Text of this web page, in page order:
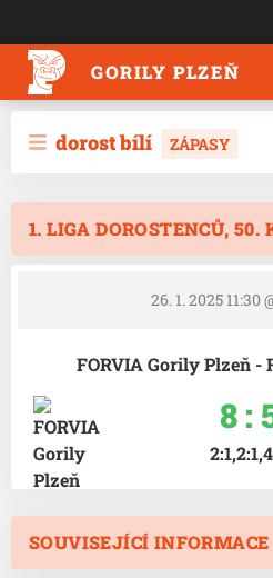
GORILY PLZEŇ
dorost bílí ZÁPASY
1. LIGA DOROSTENCŮ, 50.
26. 1. 2025 11:30
FORVIA Gorily Plzeň -
8 :
SOUVISEJÍCÍ INFORMACE